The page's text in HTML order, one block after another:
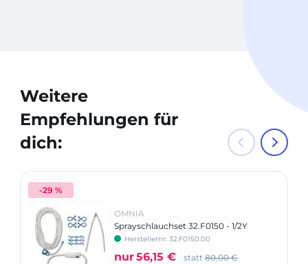
Weitere
Empfehlungen für
dich:
-29 %
OMNIA
Sprayschlauchset 32.F0150 - 1/2Y
NOVAXA NEW ASSISTANT, MARIOTTI
Herstellernr: 32.F0150.00
nur56,15 € statt 80,00 €